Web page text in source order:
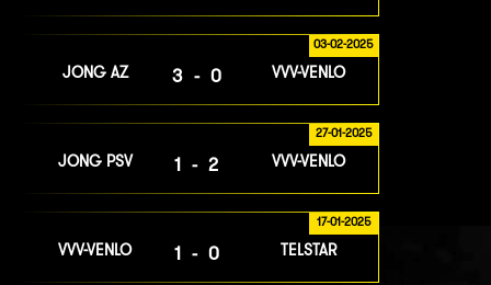
03-02-2025
JONG AZ 3-0 VVV-VENLO
27-01-2025
JONG PSV 1-2 VVV-VENLO
17-01-2025
VVV-VENLO 1-0 TELSTAR